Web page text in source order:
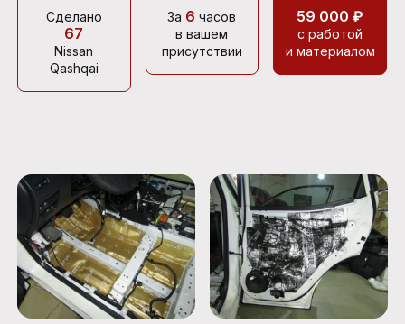
Сделано
67
Nissan
Qashqai
За 6 часов
в вашем
присутствии
59 000 ₽
с работой
и материалом